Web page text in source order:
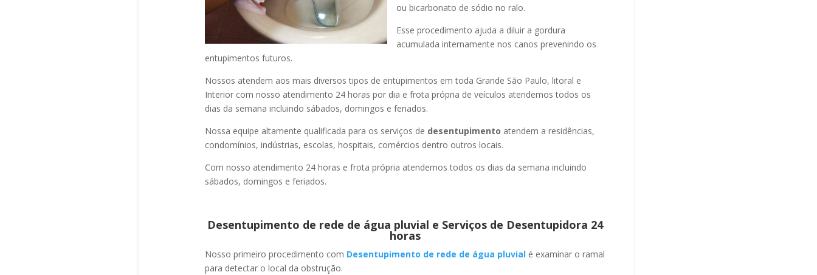
ou bicarbonato de sódio no ralo.
Esse procedimento ajuda a diluir a gordura
acumulada internamente nos canos prevenindo os
entupimentos futuros.
Nossos atendem aos mais diversos tipos de entupimentos em toda Grande São Paulo, litoral e
Interior com nosso atendimento 24 horas por dia e frota própria de veículos atendemos todos os
dias da semana incluindo sábados, domingos e feriados.
Nossa equipe altamente qualificada para os serviços de desentupimento atendem a residências,
condomínios, indústrias, escolas, hospitais, comércios dentro outros locais.
Com nosso atendimento 24 horas e frota própria atendemos todos os dias da semana incluindo
sábados, domingos e feriados.
Desentupimento de rede de água pluvial e Serviços de Desentupidora 24
horas
Nosso primeiro procedimento com Desentupimento de rede de água pluvialé examinar o ramal
para detectar o local da obstrução.